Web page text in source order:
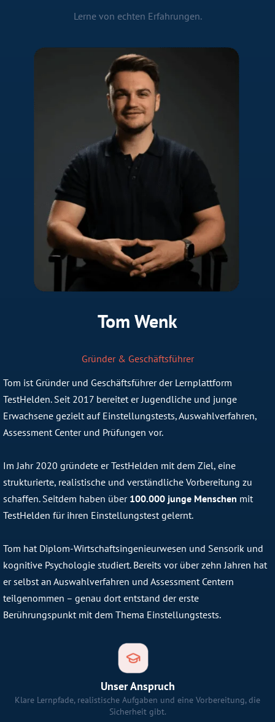
Lerne von echten Erfahrungen.
Tom Wenk
Gründer & Geschäftsführer
Tom ist Gründer und Geschäftsführer der Lernplattform
TestHelden. Seit 2017 bereitet er Jugendliche und junge
Erwachsene gezielt auf Einstellungstests, Auswahlverfahren,
Assessment Center und Prüfungen vor.
Im Jahr 2020 gründete er TestHelden mit dem Ziel, eine
strukturierte, realistische und verständliche Vorbereitung zu
schaffen. Seitdem haben über 100.000 junge Menschen mit
TestHelden für ihren Einstellungstest gelernt.
Tom hat Diplom-Wirtschaftsingenieurwesen und Sensorik und
kognitive Psychologie studiert. Bereits vor über zehn Jahren hat
er selbst an Auswahlverfahren und Assessment Centern
teilgenommen – genau dort entstand der erste
Berührungspunkt mit dem Thema Einstellungstests.
Unser Anspruch
Klare Lernpfade, realistische Aufgaben und eine Vorbereitung, die
Sicherheit gibt.